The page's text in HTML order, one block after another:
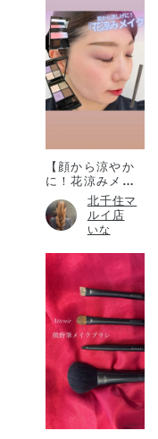
【顔から涼やか
に！花涼みメイ
北千住マ
ルイ店
いな